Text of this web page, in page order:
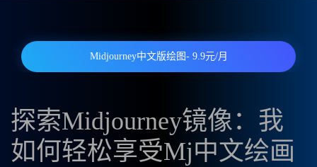
Midjourney中文版绘图- 9.9元/月
探索Midjourney镜像：我
如何轻松享受Mj中文绘画